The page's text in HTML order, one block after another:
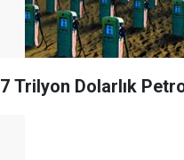
7 Trilyon Dolarlık